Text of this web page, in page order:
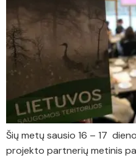
Šių metų sausio 16 – 17
projekto partnerių metinis